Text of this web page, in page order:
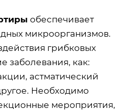
обеспечивает
микроорганизмов.
грибковых
заболевания, как:
астматический
Необходимо
мероприятия,